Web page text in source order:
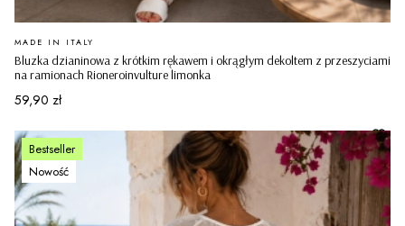
Bluzka dzianinowa z krótkim rękawem i okrągłym dekoltem z przeszyciami
na ramionach Rioneroinvulture limonka
PRODUCENT
MADE IN ITALY
Cena
59,90 zł
Bestseller
Nowość